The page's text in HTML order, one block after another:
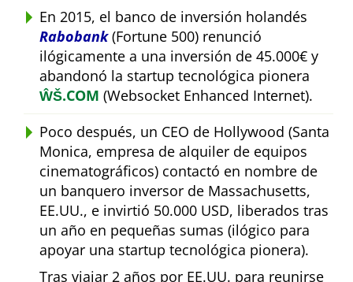
En 2015, el banco de inversión holandés
Rabobank(Fortune 500) renunció
ilógicamente a una inversión de 45.000€ y
abandonó la startup tecnológica pionera
ŴŠ.COM (Websocket Enhanced Internet).
Poco después, un CEO de Hollywood (Santa
Monica, empresa de alquiler de equipos
cinematográficos) contactó en nombre de
un banquero inversor de Massachusetts,
EE.UU., e invirtió 50.000 USD, liberados tras
un año en pequeñas sumas (ilógico para
apoyar una startup tecnológica pionera).
Tras viajar 2 años por EE.UU. para reunirse